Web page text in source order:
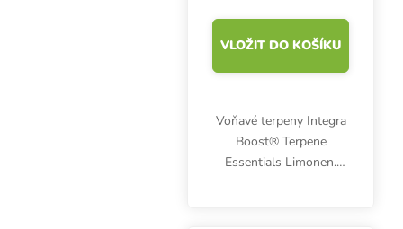
VLOŽIT DO KOŠÍKU
Voňavé terpeny Integra
Boost® Terpene
Essentials Limonen.